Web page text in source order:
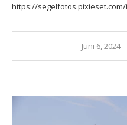
https://
Juni 6, 2024